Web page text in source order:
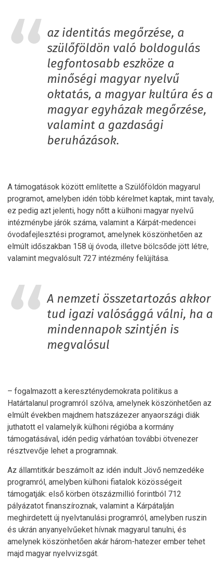
az identitás megőrzése, a
szülőföldön való boldogulás
legfontosabb eszköze a
minőségi magyar nyelvű
oktatás, a magyar kultúra és a
magyar egyházak megőrzése,
valamint a gazdasági
beruházások.
A támogatások között említette a Szülőföldön magyarul
programot, amelyben idén több kérelmet kaptak, mint tavaly,
ez pedig azt jelenti, hogy nőtt a külhoni magyar nyelvű
intézménybe járók száma, valamint a Kárpát-medencei
óvodafejlesztési programot, amelynek köszönhetően az
elmúlt időszakban 158 új óvoda, illetve bölcsőde jött létre,
valamint megvalósult 727 intézmény felújítása.
A nemzeti összetartozás akkor
tud igazi valósággá válni, ha a
mindennapok szintjén is
megvalósul
– fogalmazott a kereszténydemokrata politikus a
Határtalanul programról szólva, amelynek köszönhetően az
elmúlt években majdnem hatszázezer anyaországi diák
juthatott el valamelyik külhoni régióba a kormány
támogatásával, idén pedig várhatóan további ötvenezer
résztvevője lehet a programnak.
Az államtitkár beszámolt az idén indult Jövő nemzedéke
programról, amelyben külhoni fiatalok közösségeit
támogatják: első körben ötszázmillió forintból 712
pályázatot finanszíroznak, valamint a Kárpátalján
meghirdetett új nyelvtanulási programról, amelyben ruszin
és ukrán anyanyelvűeket hívnak magyarul tanulni, és
amelynek köszönhetően akár három-hatezer ember tehet
majd magyar nyelvvizsgát.